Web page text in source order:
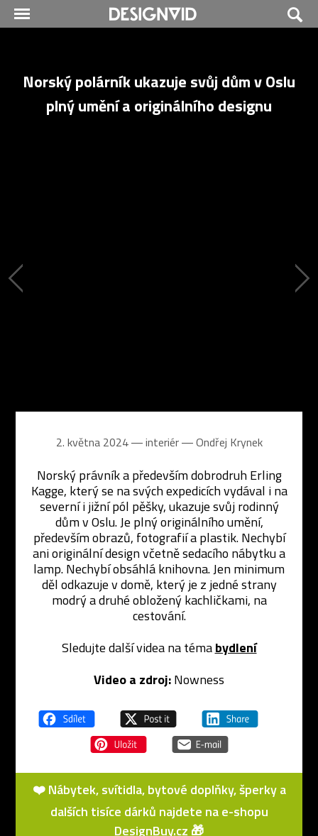
Norský polárník ukazuje svůj dům v Oslu
plný umění a originálního designu
2. května 2024 ― interiér ―Ondřej Krynek
Norský právník a především dobrodruh Erling
Kagge, který se na svých expedicích vydával i na
severní i jižní pól pěšky, ukazuje svůj rodinný
dům v Oslu. Je plný originálního umění,
především obrazů, fotografií a plastik. Nechybí
ani originální design včetně sedacího nábytku a
lamp. Nechybí obsáhlá knihovna. Jen minimum
děl odkazuje v domě, který je z jedné strany
modrý a druhé obložený kachličkami, na
cestování.
Sledujte další videa na témabydlení
Video a zdroj:Nowness
❤️ Nábytek, svítidla, bytové doplňky, šperky a
dalších tisíce dárků najdete na e-shopu
DesignBuy.cz 🎁